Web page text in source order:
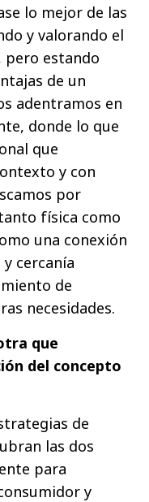
lo mejor de las
y valorando el
pero estando
de un
adentramos en
donde lo que
que
y con
por
física como
una conexión
cercanía
de
necesidades.
que
del concepto
de
las dos
para
y